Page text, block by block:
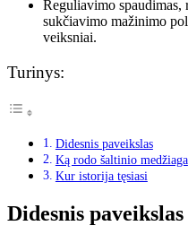
Reguliavimo
sukčiavimo mažinimo
veiksniai.
Turinys:
Didesnis paveikslas
Ką rodo šaltinio medžiaga
Kur istorija tęsiasi
Didesnis paveikslas